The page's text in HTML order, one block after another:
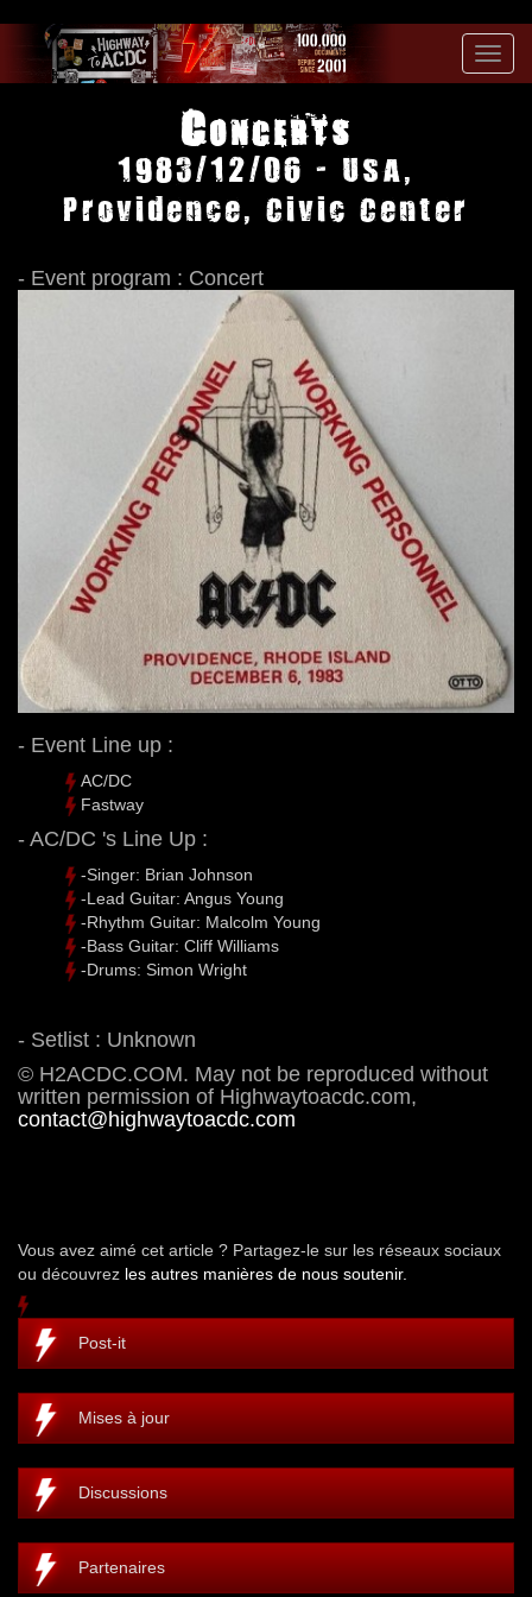
Concerts
1983/12/06 - USA,
Providence, Civic Center
- Event program : Concert
- Event Line up :
AC/DC
Fastway
- AC/DC 's Line Up :
-Singer: Brian Johnson
-Lead Guitar: Angus Young
-Rhythm Guitar: Malcolm Young
-Bass Guitar: Cliff Williams
-Drums: Simon Wright
- Setlist : Unknown
© H2ACDC.COM. May not be reproduced without
written permission of Highwaytoacdc.com,
contact@highwaytoacdc.com
Vous avez aimé cet article ? Partagez-le sur les réseaux sociaux
ou découvrez les autres manières de nous soutenir.
Post-it
Mises à jour
Discussions
Partenaires